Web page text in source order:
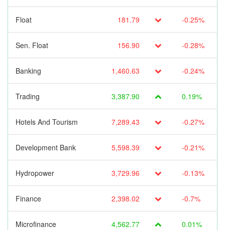
Float 181.79 -0.25%
Sen. Float 156.90 -0.28%
Banking 1,460.63 -0.24%
Trading 3,387.90 0.19%
Hotels And Tourism 7,289.43 -0.27%
Development Bank 5,598.39 -0.21%
Hydropower 3,729.96 -0.13%
Finance 2,398.02 -0.7%
Microfinance 4,562.77 0.01%